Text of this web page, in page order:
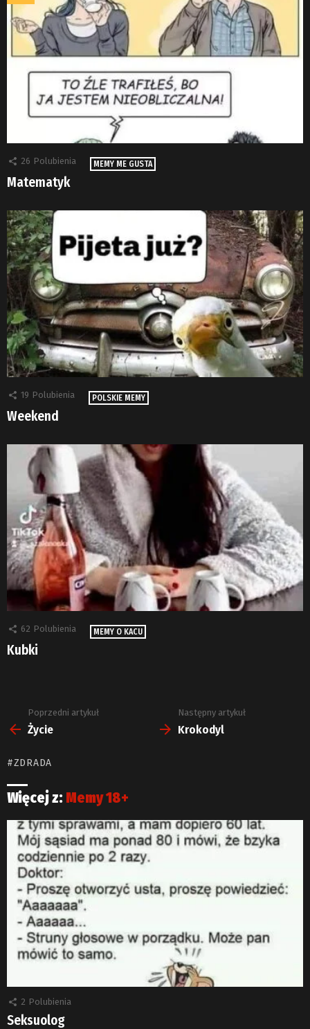
26 Polubienia MEMY ME GUSTA
Matematyk
19 Polubienia POLSKIE MEMY
Weekend
62 Polubienia MEMY O KACU
Kubki
Zobacz
więcej
Poprzedni artykuł
Życie
Następny artykuł
Krokodyl
ZDRADA
Więcej z: Memy 18+
2 Polubienia
Seksuolog